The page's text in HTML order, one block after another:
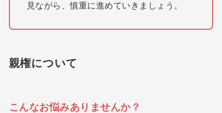
見ながら、慎重に進めていきましょう。
親権について
こんなお悩みありませんか？